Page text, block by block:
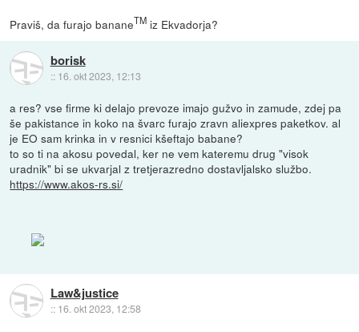
Praviš, da furajo bananeTM iz Ekvadorja?
borisk
:: 16. okt 2023, 12:13
a res? vse firme ki delajo prevoze imajo gužvo in zamude, zdej pa
še pakistance in koko na švarc furajo zravn aliexpres paketkov. al
je EO sam krinka in v resnici kšeftajo babane?
to so ti na akosu povedal, ker ne vem kateremu drug "visok
uradnik" bi se ukvarjal z tretjerazredno dostavljalsko službo.
https://www.akos-rs.si/
Law&justice
:: 16. okt 2023, 12:58